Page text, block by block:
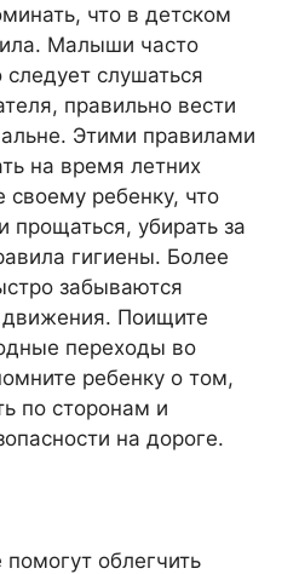
что в детском
Малыши часто
слушаться
правильно вести
Этими правилами
на время летних
своему ребенку, что
прощаться, убирать за
гигиены. Более
забываются
Поищите
переходы во
ребенку о том,
по сторонам и
на дороге.
облегчить